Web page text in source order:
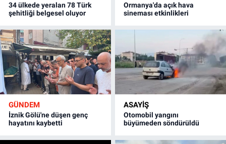
34 ülkede yeralan 78 Türk
şehitliği belgesel oluyor
Ormanya'da açık hava
sineması etkinlikleri
GÜNDEM
İznik Gölü'ne düşen genç
hayatını kaybetti
ASAYİŞ
Otomobil yangını
büyümeden söndürüldü